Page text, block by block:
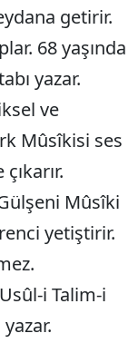
Yozgat
Zonguldak
Aksaray
Bayburt
Kırıkkale
Batman
Şırnak
getirir.
68 yaşında
yazar.
ve
Mûsîkisi ses
Mûsîki
yetiştirir.
i Talim-i